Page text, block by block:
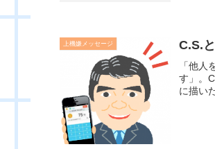
上機嫌メッセージ C.S.
「他
す」。
に描い